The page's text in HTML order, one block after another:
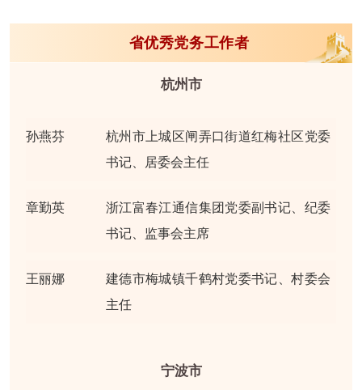
省优秀党务工作者
杭州市
孙燕芬
杭州市上城区闸弄口街道红梅社区党委
书记、居委会主任
章勤英
浙江富春江通信集团党委副书记、纪委
书记、监事会主席
王丽娜
建德市梅城镇千鹤村党委书记、村委会
主任
宁波市